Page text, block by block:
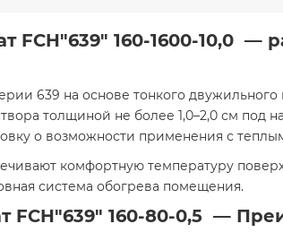
FCH"639" 160-1600-10,0 —
639 на основе тонкого
толщиной не более 1,0–2,0 см под
о возможности применения с
комфортную температуру
система обогрева помещения.
FCH"639" 160-80-0,5 —